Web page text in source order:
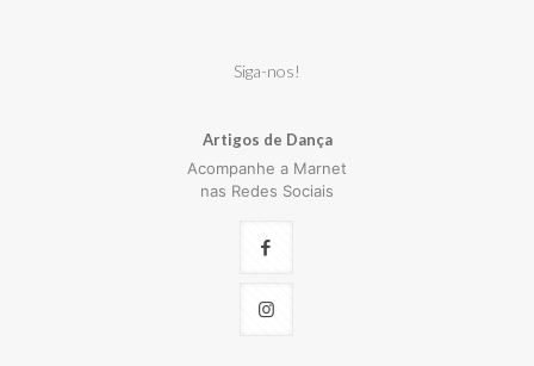
Siga-nos!
Artigos de Dança
Acompanhe a Marnet
nas Redes Sociais